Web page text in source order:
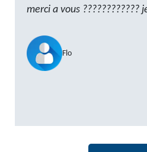
merci a vous ????????????
Flo